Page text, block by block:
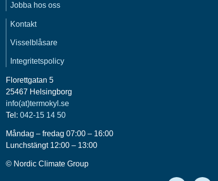
Jobba hos oss
Kontakt
Visselblåsare
Integritetspolicy
Florettgatan 5
25467 Helsingborg
info(at)termokyl.se
Tel: 042-15 14 50
Måndag – fredag 07:00 – 16:00
Lunchstängt 12:00 – 13:00
© Nordic Climate Group